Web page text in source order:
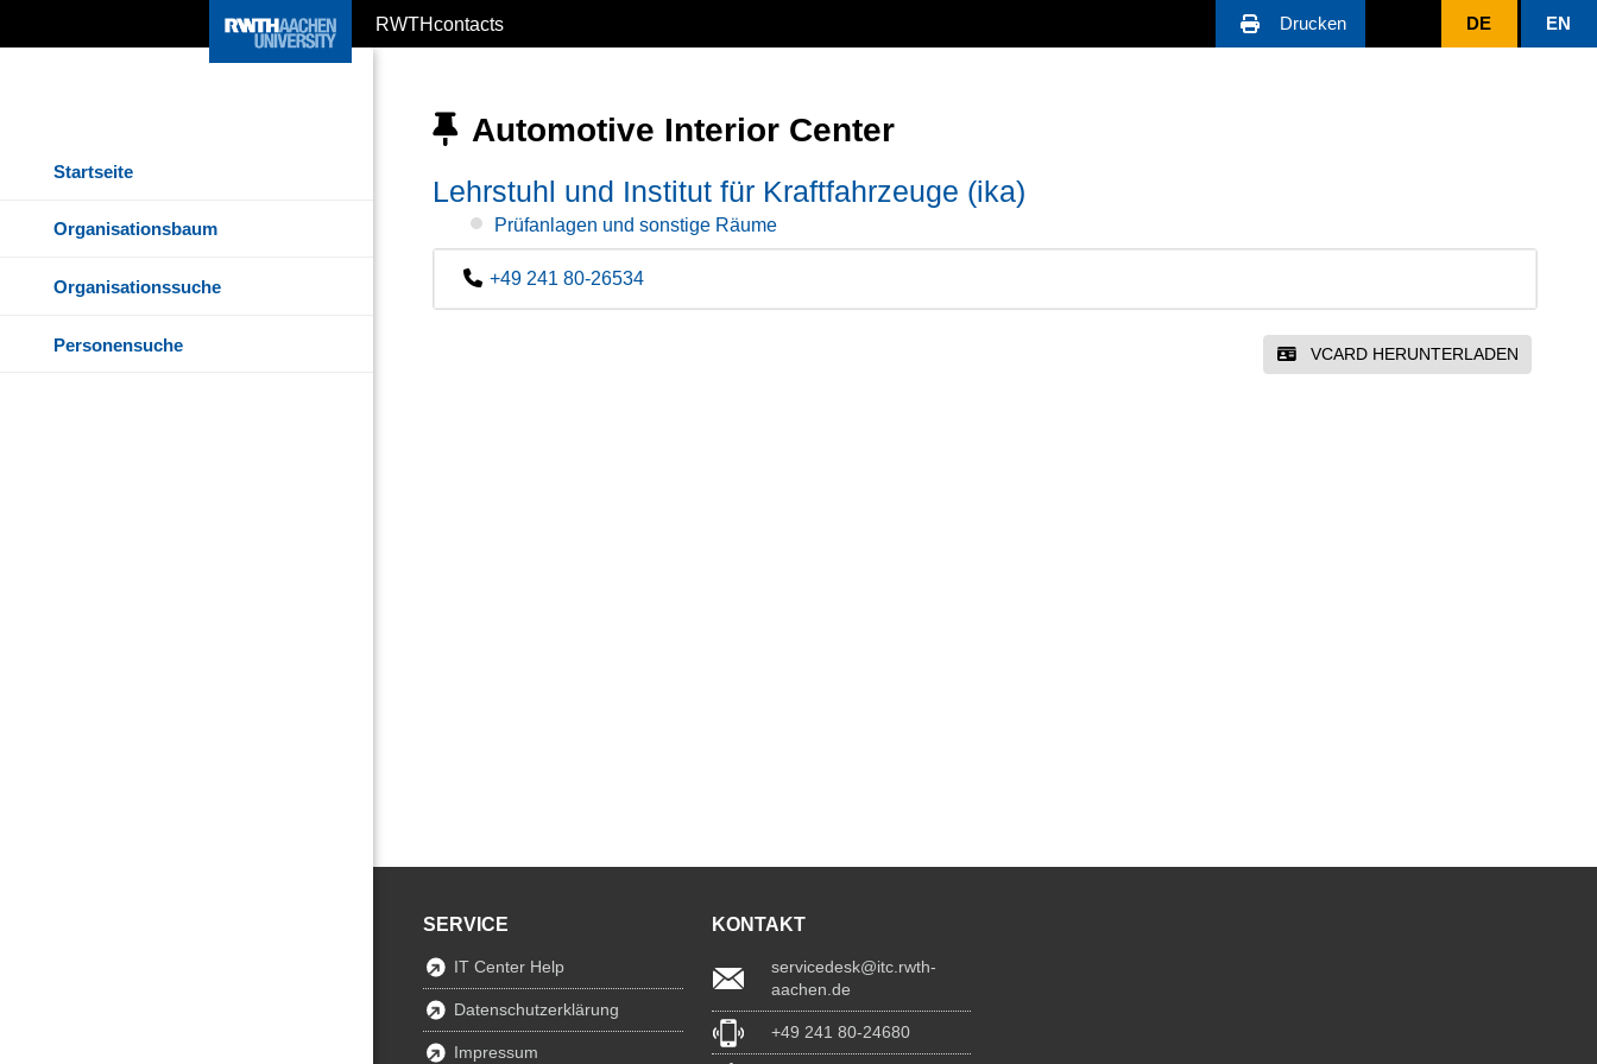
RWTHcontacts Drucken DE EN
Startseite
Organisationsbaum
Organisationssuche
Personensuche
Automotive Interior Center
Lehrstuhl und Institut für Kraftfahrzeuge (ika)
Prüfanlagen und sonstige Räume
+49 241 80-26534
VCARD HERUNTERLADEN
SERVICE
IT Center Help
Datenschutzerklärung
Impressum
KONTAKT
servicedesk@itc.rwth-
aachen.de
+49 241 80-24680